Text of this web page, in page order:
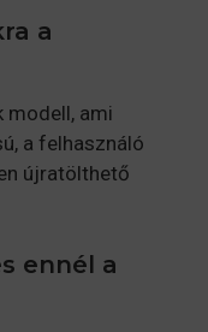
a
modell, ami
a felhasználó
újratölthető
ennél a